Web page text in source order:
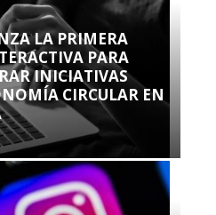
LA PRIMERA
PARA
INICIATIVAS
CIRCULAR EN